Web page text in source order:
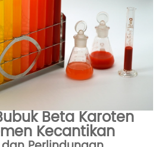
Beta Karoten
Kecantikan